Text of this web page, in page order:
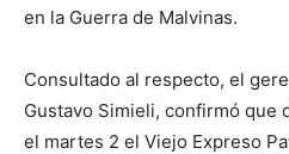
en la Guerra de Malvinas.
Consultado al respecto, el
Gustavo Simieli, confirmó que
el martes 2 el Viejo Expreso